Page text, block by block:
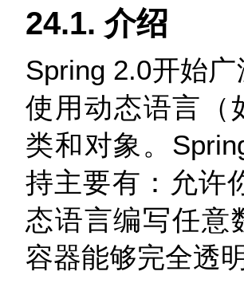
24.1. 介绍
Spring 2.0开始
使用动态语言（
类和对象。
持主要有：允许
态语言编写任意
容器能够完全透